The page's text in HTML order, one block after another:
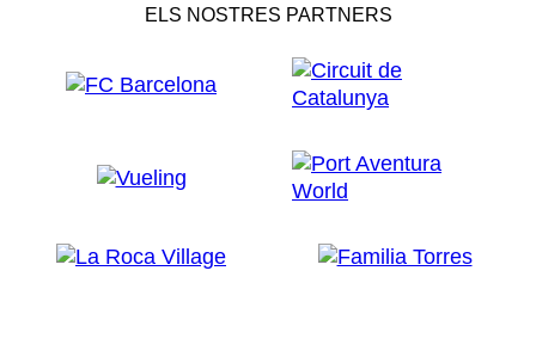
ELS NOSTRES PARTNERS